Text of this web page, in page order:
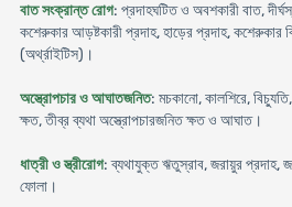
বাত সংক্রান্ত রোগ: প্রদাহঘটিত ও অবশকারী বাত,
কশেরুকার আড়ষ্টকারী প্রদাহ, হাড়ের প্রদাহ, কশেরুকার
(অর্থ্রাইটিস)।
অস্ত্রোপচার ও আঘাতজনিত: মচকানো, কালশিরে,
ক্ষত, তীব্র ব্যথা অস্ত্রোপচারজনিত ক্ষত ও আঘাত।
ধাত্রী ও স্ত্রীরোগ: ব্যথাযুক্ত ঋতুস্রাব, জরায়ুর প্রদাহ,
ফোলা।